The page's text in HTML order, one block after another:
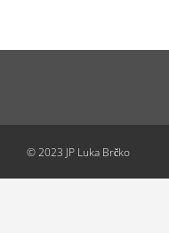
© 2023 JP Luka Brčko